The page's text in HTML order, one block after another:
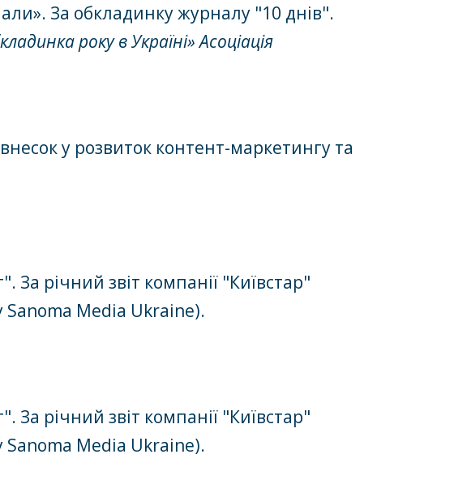
За обкладинку журналу "10 днів".
року в Україні» Асоціація
у розвиток контент-маркетингу та
За річний звіт компанії "Київстар"
Sanoma Media Ukraine).
За річний звіт компанії "Київстар"
Sanoma Media Ukraine).